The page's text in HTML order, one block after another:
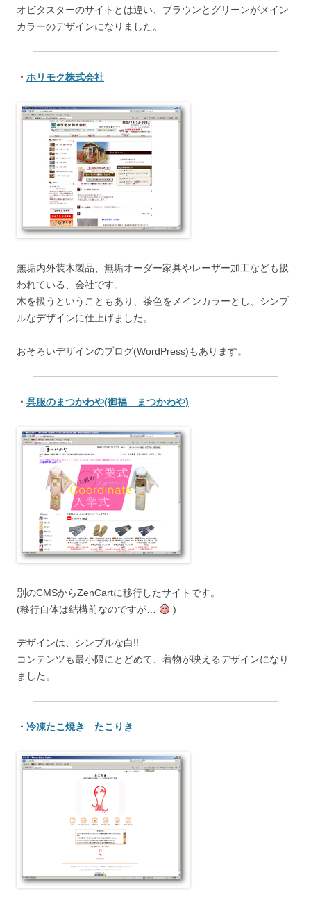
オビタスターのサイトとは違い、ブラウンとグリーンがメイン
カラーのデザインになりました。
・ ホリモク株式会社
無垢内外装木製品、無垢オーダー家具やレーザー加工なども扱
われている、会社です。
木を扱うということもあり、茶色をメインカラーとし、シンプ
ルなデザインに仕上げました。
おそろいデザインのブログ(WordPress)もあります。
・ 呉服のまつかわや(御福 まつかわや)
別のCMSからZenCartに移行したサイトです。
(移行自体は結構前なのですが…
)
デザインは、シンプルな白!!
コンテンツも最小限にとどめて、着物が映えるデザインになり
ました。
・ 冷凍たこ焼き たこりき